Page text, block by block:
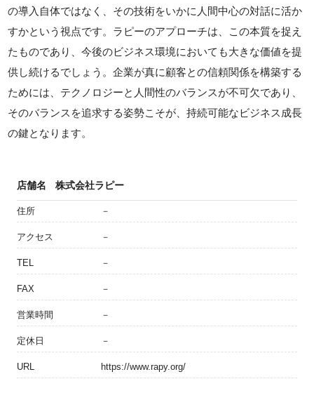
の導入自体ではなく、その技術をいかに人間中心の対話に活か
すかという視点です。ラピーのアプローチは、この本質を捉え
たものであり、今後のビジネス環境においても大きな価値を提
供し続けるでしょう。企業が真に顧客との信頼関係を構築する
ためには、テクノロジーと人間性のバランスが不可欠であり、
そのバランスを追求する姿勢こそが、持続可能なビジネス成長
の鍵となります。
店舗名 株式会社ラピー
住所 －
アクセス －
TEL －
FAX －
営業時間 －
定休日 －
URL https://www.rapy.org/